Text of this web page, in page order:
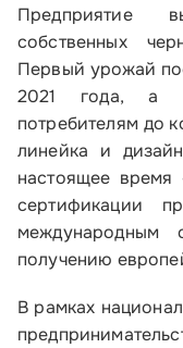
Блог
Контакты
Соцсети
Телефон:
8 800 100-11-00
по будням с
Предприятие
собственных
Первый урожай
2021 года, а
потребителям до
линейка и
настоящее время
сертификации
получению
В рамках